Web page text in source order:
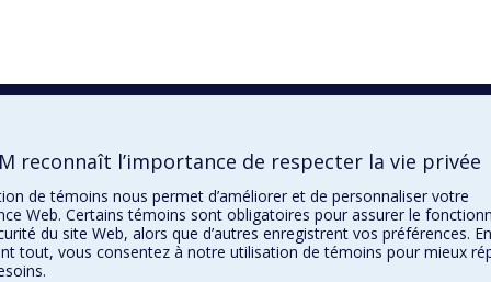
reconnaît l’importance de respecter la vie privée
de témoins nous permet d’améliorer et de personnaliser votre
Web. Certains témoins sont obligatoires pour assurer le
du site Web, alors que d’autres enregistrent vos préférences. En
tout, vous consentez à notre utilisation de témoins pour mieux